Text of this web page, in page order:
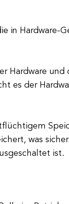
in Hardware-
Hardware
es der
was
ist.